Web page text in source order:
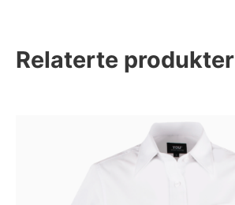
Relaterte produkter